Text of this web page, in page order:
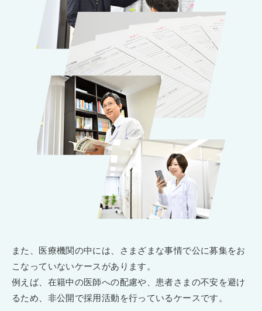
また、医療機関の中には、さまざまな事情で公に募集をお
こなっていないケースがあります。
例えば、在籍中の医師への配慮や、患者さまの不安を避け
るため、非公開で採用活動を行っているケースです。